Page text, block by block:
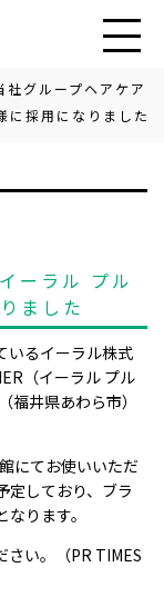
グループヘアケア
に採用になりました
ーラル プル
ました
いるイーラル株式
（イーラル プル
井県あわら市）
にてお使いいただ
定しており、ブラ
ります。
さい。（PR TIMES